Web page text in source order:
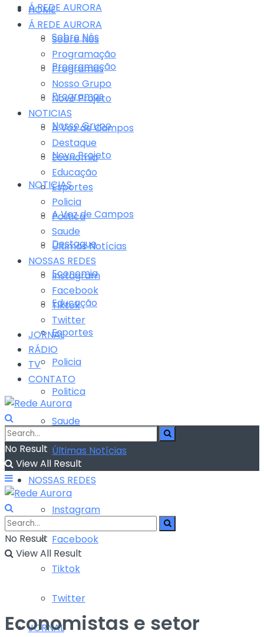
Á REDE AURORA
Sobre Nós
Programação
Programas
Nosso Grupo
Novo Projeto
NOTICIAS
A Voz de Campos
Destaque
Economia
Educação
Esportes
Policia
Politica
Saude
Últimas Notícias
NOSSAS REDES
Instagram
Facebook
Tiktok
Twitter
JORNAL
HOME
Á REDE AURORA
Sobre Nós
Programação
Programas
Nosso Grupo
Novo Projeto
NOTICIAS
A Voz de Campos
Destaque
Economia
Educação
Esportes
Policia
Politica
Saude
Últimas Notícias
NOSSAS REDES
Instagram
Facebook
Tiktok
Twitter
JORNAL
RÁDIO
TV
CONTATO
No Result
View All Result
No Result
View All Result
Economistas e setor